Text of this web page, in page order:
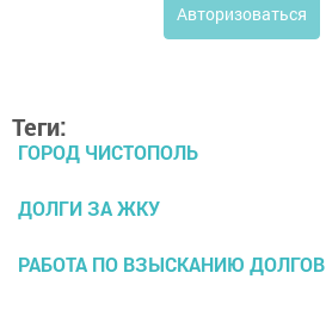
Авторизоваться
Теги:
ГОРОД ЧИСТОПОЛЬ
ДОЛГИ ЗА ЖКУ
РАБОТА ПО ВЗЫСКАНИЮ ДОЛГОВ